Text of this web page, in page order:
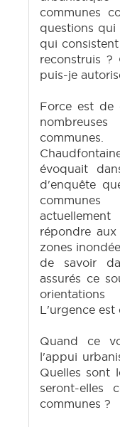
communes
questions
qui
reconstruis
puis-je
Force est
évoquait
d'enquête
répondre
zones
de savoir
assurés ce
L'urgence est
Quand ce
l'appui
Quelles sont
seront-elles
communes ?